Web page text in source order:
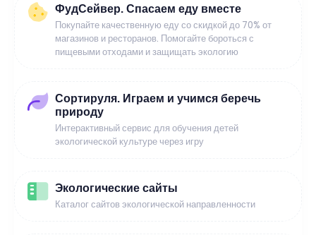
ФудСейвер. Спасаем еду вместе
Покупайте качественную еду со скидкой до 70% от
магазинов и ресторанов. Помогайте бороться с
пищевыми отходами и защищать экологию
Сортируля. Играем и учимся беречь
природу
Интерактивный сервис для обучения детей
экологической культуре через игру
Экологические сайты
Каталог сайтов экологической направленности